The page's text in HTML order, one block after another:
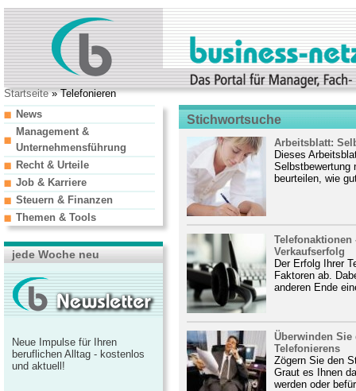
Startseite» Telefonieren
Stichwortsuche
Arbeitsblatt:
Dieses
Selbstbewertung
beurteilen, wie
Verkaufserfolg
Der Erfolg Ihrer
Faktoren ab.
anderen Ende
Überwinden Sie
Telefonierens
Zögern Sie den
Graut es Ihnen
werden oder
News
Management &
Unternehmensführung
Recht & Urteile
Job & Karriere
Steuern & Finanzen
Themen & Tools
jede Woche neu
Neue Impulse für Ihren
beruflichen Alltag - kostenlos
und aktuell!